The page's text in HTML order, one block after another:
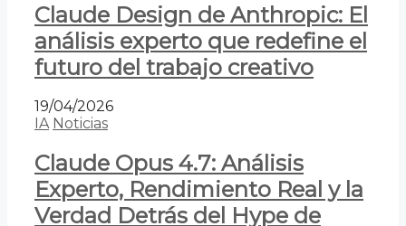
Claude Design de Anthropic: El
análisis experto que redefine el
futuro del trabajo creativo
19/04/2026
IA Noticias
Claude Opus 4.7: Análisis
Experto, Rendimiento Real y la
Verdad Detrás del Hype de